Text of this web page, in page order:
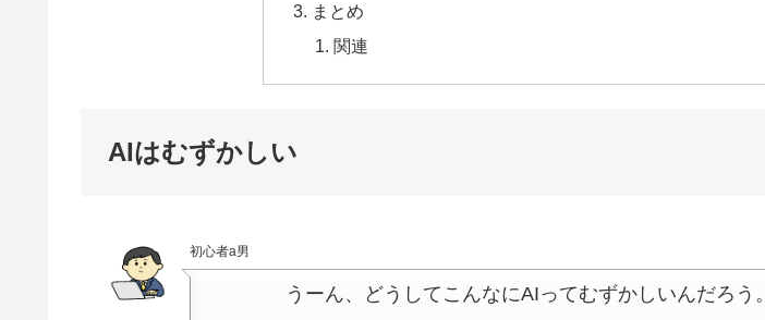
まとめ
関連
AIはむずかしい
初心者a男
うーん、どうしてこんなにAIってむずかしいんだろう。